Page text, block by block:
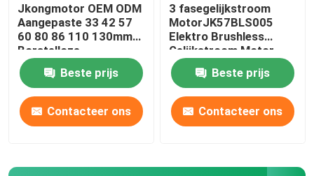
Jkongmotor OEM ODM
Aangepaste 33 42 57
60 80 86 110 130mm
Borstelloze
Gelijkstroommotor met
Rem Encoder
Versnellingsbak
Ingebouwde Driver
Beste prijs
Contacteer ons
3 fasegelijkstroom
MotorJK57BLS005
Elektro Brushless
Gelijkstroom Motor
4000 T/min 36V 23W
met Ce ROHSBeste prijs
Contacteer ons